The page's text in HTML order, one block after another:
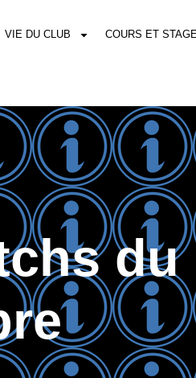
VIE DU CLUB COURS ET
du